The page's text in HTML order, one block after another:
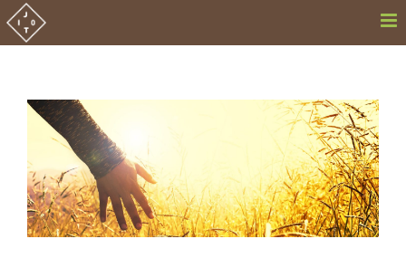
Saltar
al
contenido